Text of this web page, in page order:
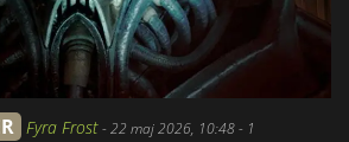
Fyra Frost-22 maj 2026, 10:48- 1